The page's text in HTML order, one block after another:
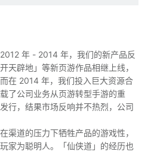
年 - 2014 年，我们的新产品反
天辟地」等新页游作品相继上线，
在 2014 年，我们投入巨大资源合
了公司业务从页游转型手游的重
行，结果市场反响并不热烈，公司
渠道的压力下牺牲产品的游戏性，
家为聪明人。「仙侠道」的经历也